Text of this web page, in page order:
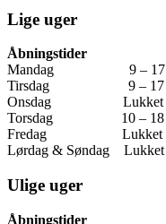
Lige uger
Åbningstider
Mandag 9 – 17
Tirsdag 9 – 17
Onsdag Lukket
Torsdag 10 – 18
Fredag Lukket
Lørdag & Søndag Lukket
Ulige uger
Åbningstider